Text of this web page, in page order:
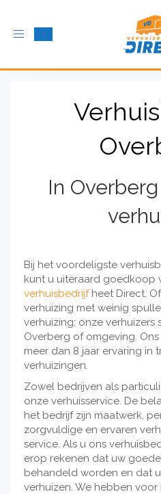
Schakel
In
Bij het voordeligste
kunt u uiteraard goedkoop
verhuisbedrijfheet Direct.
verhuizing met weinig
verhuizing: onze verhuizers
Overberg of omgeving.
meer dan 8 jaar ervaring in
verhuizingen.
Zowel bedrijven als
onze verhuisservice. De
het bedrijf zijn maatwerk,
zorgvuldige en ervaren
service. Als u ons
erop rekenen dat uw
behandeld worden en dat
verhuizen. We hebben